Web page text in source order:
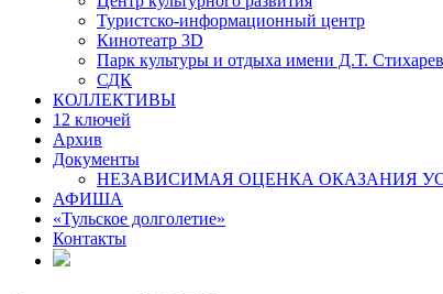
Туристско-информационный центр
Кинотеатр 3D
Парк культуры и отдыха имени Д.Т.
СДК
КОЛЛЕКТИВЫ
12 ключей
Архив
Документы
НЕЗАВИСИМАЯ ОЦЕНКА ОКАЗАНИЯ
АФИША
«Тульское долголетие»
Контакты